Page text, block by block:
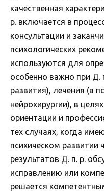
качественная
р. включается в
консультации и
психологических
используются для
особенно важно при Д.
развития), лечения (в
нейрохирургии), в
ориентации и
тех случаях, когда
психическом развитии
результатов Д. п. р.
исправлению или
решается